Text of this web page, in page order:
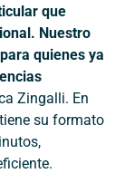
que
Nuestro
quienes ya
Zingalli. En
su formato